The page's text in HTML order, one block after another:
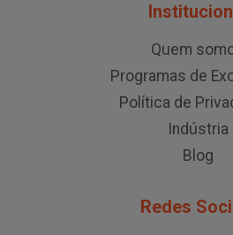
Quem
Programas de
Política de
Indústria
Blog
Redes